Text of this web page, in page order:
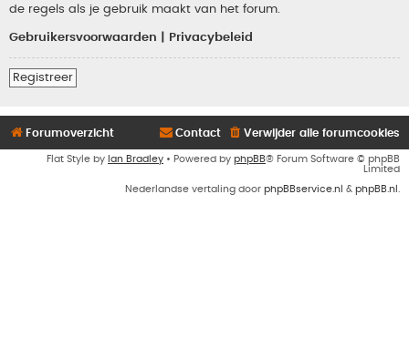
de regels als je gebruik maakt van het forum.
Gebruikersvoorwaarden Privacybeleid
Registreer
Forumoverzicht Verwijder alle forumcookies
Contact
Flat Style by Ian Bradley • Powered by phpBB® Forum Software © phpBB
Limited
Nederlandse vertaling door phpBBservice.nl & phpBB.nl .